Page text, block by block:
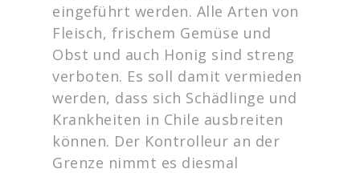
eingeführt werden. Alle Arten von
Fleisch, frischem Gemüse und
Obst und auch Honig sind streng
verboten. Es soll damit vermieden
werden, dass sich Schädlinge und
Krankheiten in Chile ausbreiten
können. Der Kontrolleur an der
Grenze nimmt es diesmal